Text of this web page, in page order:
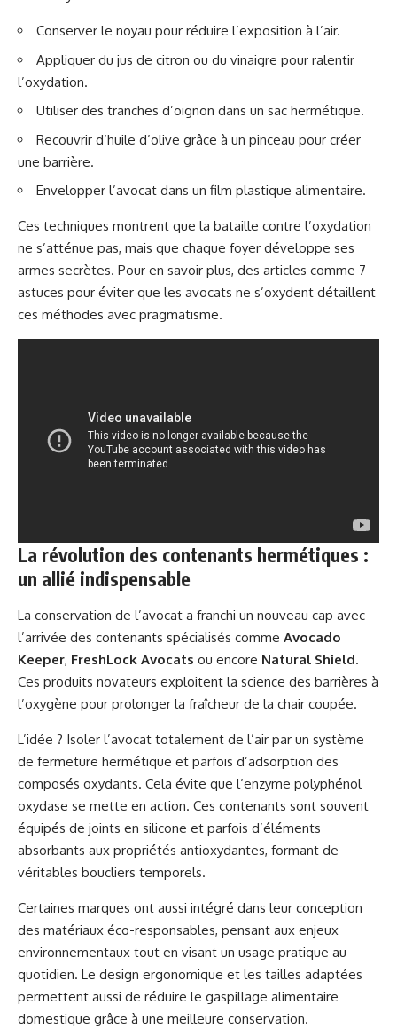
Conserver le noyau pour réduire l’exposition à l’air.
Appliquer du jus de citron ou du vinaigre pour ralentir
l’oxydation.
Utiliser des tranches d’oignon dans un sac hermétique.
Recouvrir d’huile d’olive grâce à un pinceau pour créer
une barrière.
Envelopper l’avocat dans un film plastique alimentaire.
Ces techniques montrent que la bataille contre l’oxydation
ne s’atténue pas, mais que chaque foyer développe ses
armes secrètes. Pour en savoir plus, des articles comme 7
astuces pour éviter que les avocats ne s’oxydent détaillent
ces méthodes avec pragmatisme.
La révolution des contenants hermétiques :
un allié indispensable
La conservation de l’avocat a franchi un nouveau cap avec
l’arrivée des contenants spécialisés comme Avocado
Keeper, FreshLock Avocats ou encore Natural Shield.
Ces produits novateurs exploitent la science des barrières à
l’oxygène pour prolonger la fraîcheur de la chair coupée.
L’idée ? Isoler l’avocat totalement de l’air par un système
de fermeture hermétique et parfois d’adsorption des
composés oxydants. Cela évite que l’enzyme polyphénol
oxydase se mette en action. Ces contenants sont souvent
équipés de joints en silicone et parfois d’éléments
absorbants aux propriétés antioxydantes, formant de
véritables boucliers temporels.
Certaines marques ont aussi intégré dans leur conception
des matériaux éco-responsables, pensant aux enjeux
environnementaux tout en visant un usage pratique au
quotidien. Le design ergonomique et les tailles adaptées
permettent aussi de réduire le gaspillage alimentaire
domestique grâce à une meilleure conservation.